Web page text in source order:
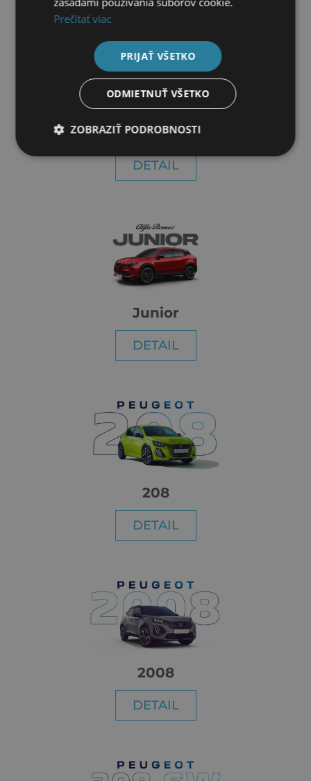
Tonale
DETAIL
Junior
DETAIL
208
DETAIL
2008
DETAIL
Prečítať viac
PRIJAŤ VŠETKO
ODMIETNUŤ VŠETKO
ZOBRAZIŤ PODROBNOSTI